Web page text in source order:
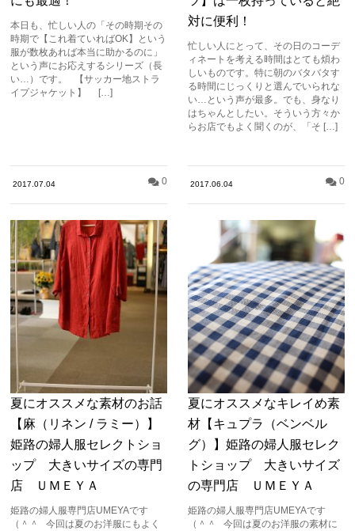
本日も、忙しい人の「その時期その
時期で【これ着ていればOK】という
服が数枚あれば本当に助かるのに」
という声にお応えするシリーズ（長
い…）です。 【サッカー地ストラ
イプジャケット】 […]
対に便利！
忙しい人にとって、その日のコーデ
ィネートを考える時間はとても煩わ
しいものです。特に朝のバタバタす
る時間にじっくりと選んでいられな
い…という声が最多。でも、身なり
はちゃんとしたい。そういう方々か
らお店でもよく聞くのが、「そ […]
2017.07.04 0
夏にオススメな素材のお話
【麻（リネン / ラミー）】
姫路の婦人服セレクトショ
ップ 大きいサイズの専門
店 ＵＭＥＹＡ
姫路の婦人服専門店UMEYAです
（＾＾ 今回は夏のお洋服にもよく
2017.06.04 0
夏にオススメなキレイめ素
材【キュプラ（ベンベル
グ）】姫路の婦人服セレク
トショップ 大きいサイズ
の専門店 ＵＭＥＹＡ
姫路の婦人服専門店UMEYAです
（＾＾ 今回は夏のお洋服の素材に